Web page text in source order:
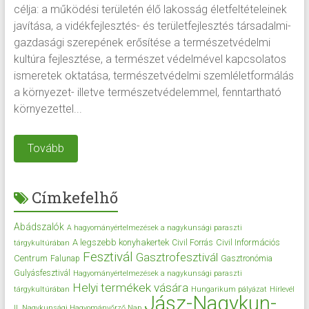
célja: a működési területén élő lakosság életfeltételeinek
javítása, a vidékfejlesztés- és területfejlesztés társadalmi-
gazdasági szerepének erősítése a természetvédelmi
kultúra fejlesztése, a természet védelmével kapcsolatos
ismeretek oktatása, természetvédelmi szemléletformálás
a környezet- illetve természetvédelemmel, fenntartható
környezettel...
Tovább
Címkefelhő
Abádszalók A hagyományértelmezések a nagykunsági paraszti
tárgykultúrában A legszebb konyhakertek Civil Forrás Civil Információs
Centrum Falunap Fesztivál Gasztrofesztivál Gasztronómia
Gulyásfesztivál
Hagyományértelmezések a nagykunsági paraszti
tárgykultúrában Helyi termékek vására Hungarikum pályázat Hírlevél
Jász-Nagykun-